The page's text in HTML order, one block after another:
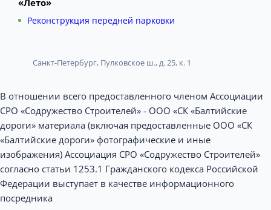
Реконструкция передней парковки
Санкт-Петербург, Пулковское ш., д. 25, к. 1
В отношении всего предоставленного членом Ассоциации
СРО «Содружество Строителей» - ООО «СК «Балтийские
дороги» материала (включая предоставленные ООО «СК
«Балтийские дороги» фотографические и иные
изображения) Ассоциация СРО «Содружество Строителей»
согласно статьи 1253.1 Гражданского кодекса Российской
Федерации выступает в качестве информационного
посредника